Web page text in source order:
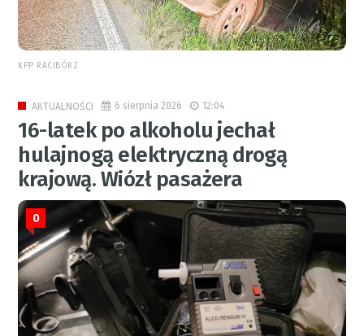
KPP RACIBÓRZ
AKTUALNOŚCI 6 sierpnia 2026 12:04
16-latek po alkoholu jechał
hulajnogą elektryczną drogą
krajową. Wiózł pasażera
0